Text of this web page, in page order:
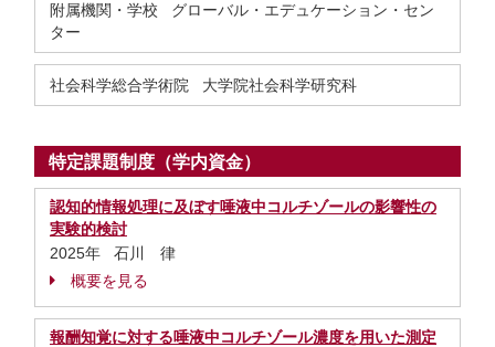
附属機関・学校 グローバル・エデュケーション・セン
ター
社会科学総合学術院 大学院社会科学研究科
特定課題制度（学内資金）
認知的情報処理に及ぼす唾液中コルチゾールの影響性の
実験的検討
2025年 石川 律
概要を見る
報酬知覚に対する唾液中コルチゾール濃度を用いた測定